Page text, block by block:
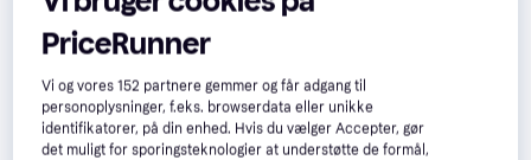
PriceRunner
Vi og vores152 partnere gemmer og får adgang til
personoplysninger, f.eks. browserdata eller unikke
identifikatorer, på din enhed. Hvis du vælger Accepter, gør
det muligt for sporingsteknologier at understøtte de formål,